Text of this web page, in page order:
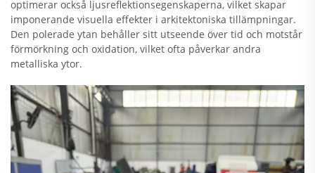
optimerar också ljusreflektionsegenskaperna, vilket skapar
imponerande visuella effekter i arkitektoniska tillämpningar.
Den polerade ytan behåller sitt utseende över tid och motstår
förmörkning och oxidation, vilket ofta påverkar andra
metalliska ytor.